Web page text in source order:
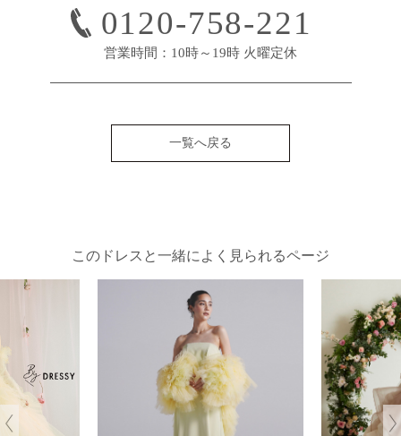
0120-758-221
営業時間：10時～19時 火曜定休
一覧へ戻る
このドレスと一緒によく見られるページ